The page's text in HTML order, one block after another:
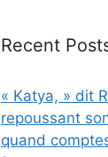
Recent
« Katya, » dit
repoussant
quand